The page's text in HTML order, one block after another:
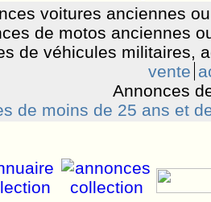
voitures anciennes
de motos anciennes
de véhicules militaires,
vente
Annonces
de moins de 25 ans et